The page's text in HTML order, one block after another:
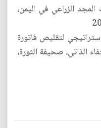
الزراعي في اليمن،
لتقليص فاتورة
الذاتي، صحيفة الثورة،